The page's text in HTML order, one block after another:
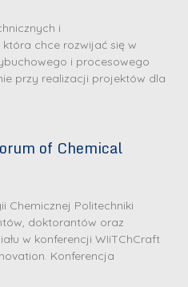
i
chce rozwijać się w
i procesowego
przy realizacji projektów dla
of Chemical
Chemicznej Politechniki
doktorantów oraz
w konferencji WIiTChCraft
Konferencja